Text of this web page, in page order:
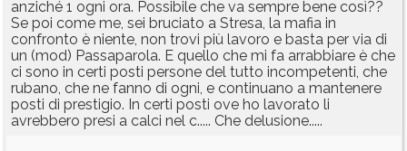
anziché 1 ogni ora. Possibile che va sempre bene così??
Se poi come me, sei bruciato a Stresa, la mafia in
confronto è niente, non trovi più lavoro e basta per via di
un (mod) Passaparola. E quello che mi fa arrabbiare è che
ci sono in certi posti persone del tutto incompetenti, che
rubano, che ne fanno di ogni, e continuano a mantenere
posti di prestigio. In certi posti ove ho lavorato li
avrebbero presi a calci nel c..... Che delusione.....